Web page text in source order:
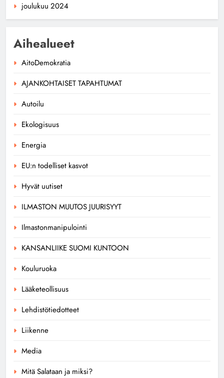
joulukuu 2024
Aihealueet
AitoDemokratia
AJANKOHTAISET TAPAHTUMAT
Autoilu
Ekologisuus
Energia
EU:n todelliset kasvot
Hyvät uutiset
ILMASTON MUUTOS JUURISYYT
Ilmastonmanipulointi
KANSANLIIKE SUOMI KUNTOON
Kouluruoka
Lääketeollisuus
Lehdistötiedotteet
Liikenne
Media
Mitä Salataan ja miksi?